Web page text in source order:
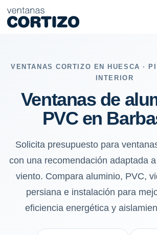
Ventanas de aluminio y PVC en
VENTANAS CORTIZO EN HUESCA ·
INTERIOR
Ventanas de
PVC en
Solicita presupuesto para
con una recomendación adaptada
viento. Compara aluminio, PVC,
persiana e instalación para
eficiencia energética y